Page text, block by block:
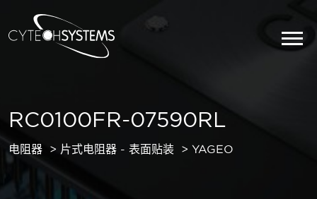
RC0100FR-07590RL
电阻器 片式电阻器 - 表面贴装 YAGEO